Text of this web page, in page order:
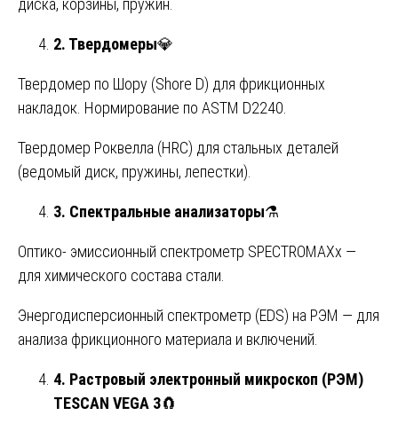
диска, корзины, пружин.
2. Твердомеры💎
Твердомер по Шору (Shore D) для фрикционных
накладок. Нормирование по ASTM D2240.
Твердомер Роквелла (HRC) для стальных деталей
(ведомый диск, пружины, лепестки).
3. Спектральные анализаторы⚗️
Оптико- эмиссионный спектрометр SPECTROMAXx —
для химического состава стали.
Энергодисперсионный спектрометр (EDS) на РЭМ — для
анализа фрикционного материала и включений.
4. Растровый электронный микроскоп (РЭМ)
TESCAN VEGA 3🧲